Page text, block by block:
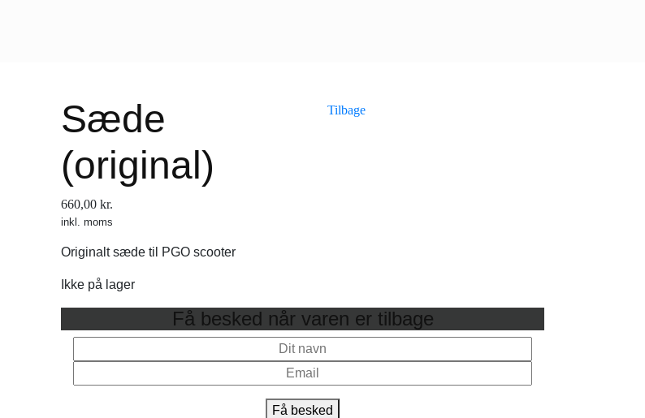
Sæde
(original)
Tilbage
660,00 kr.
inkl. moms
Originalt sæde til PGO scooter
Ikke på lager
Få besked når varen er tilbage
Få besked